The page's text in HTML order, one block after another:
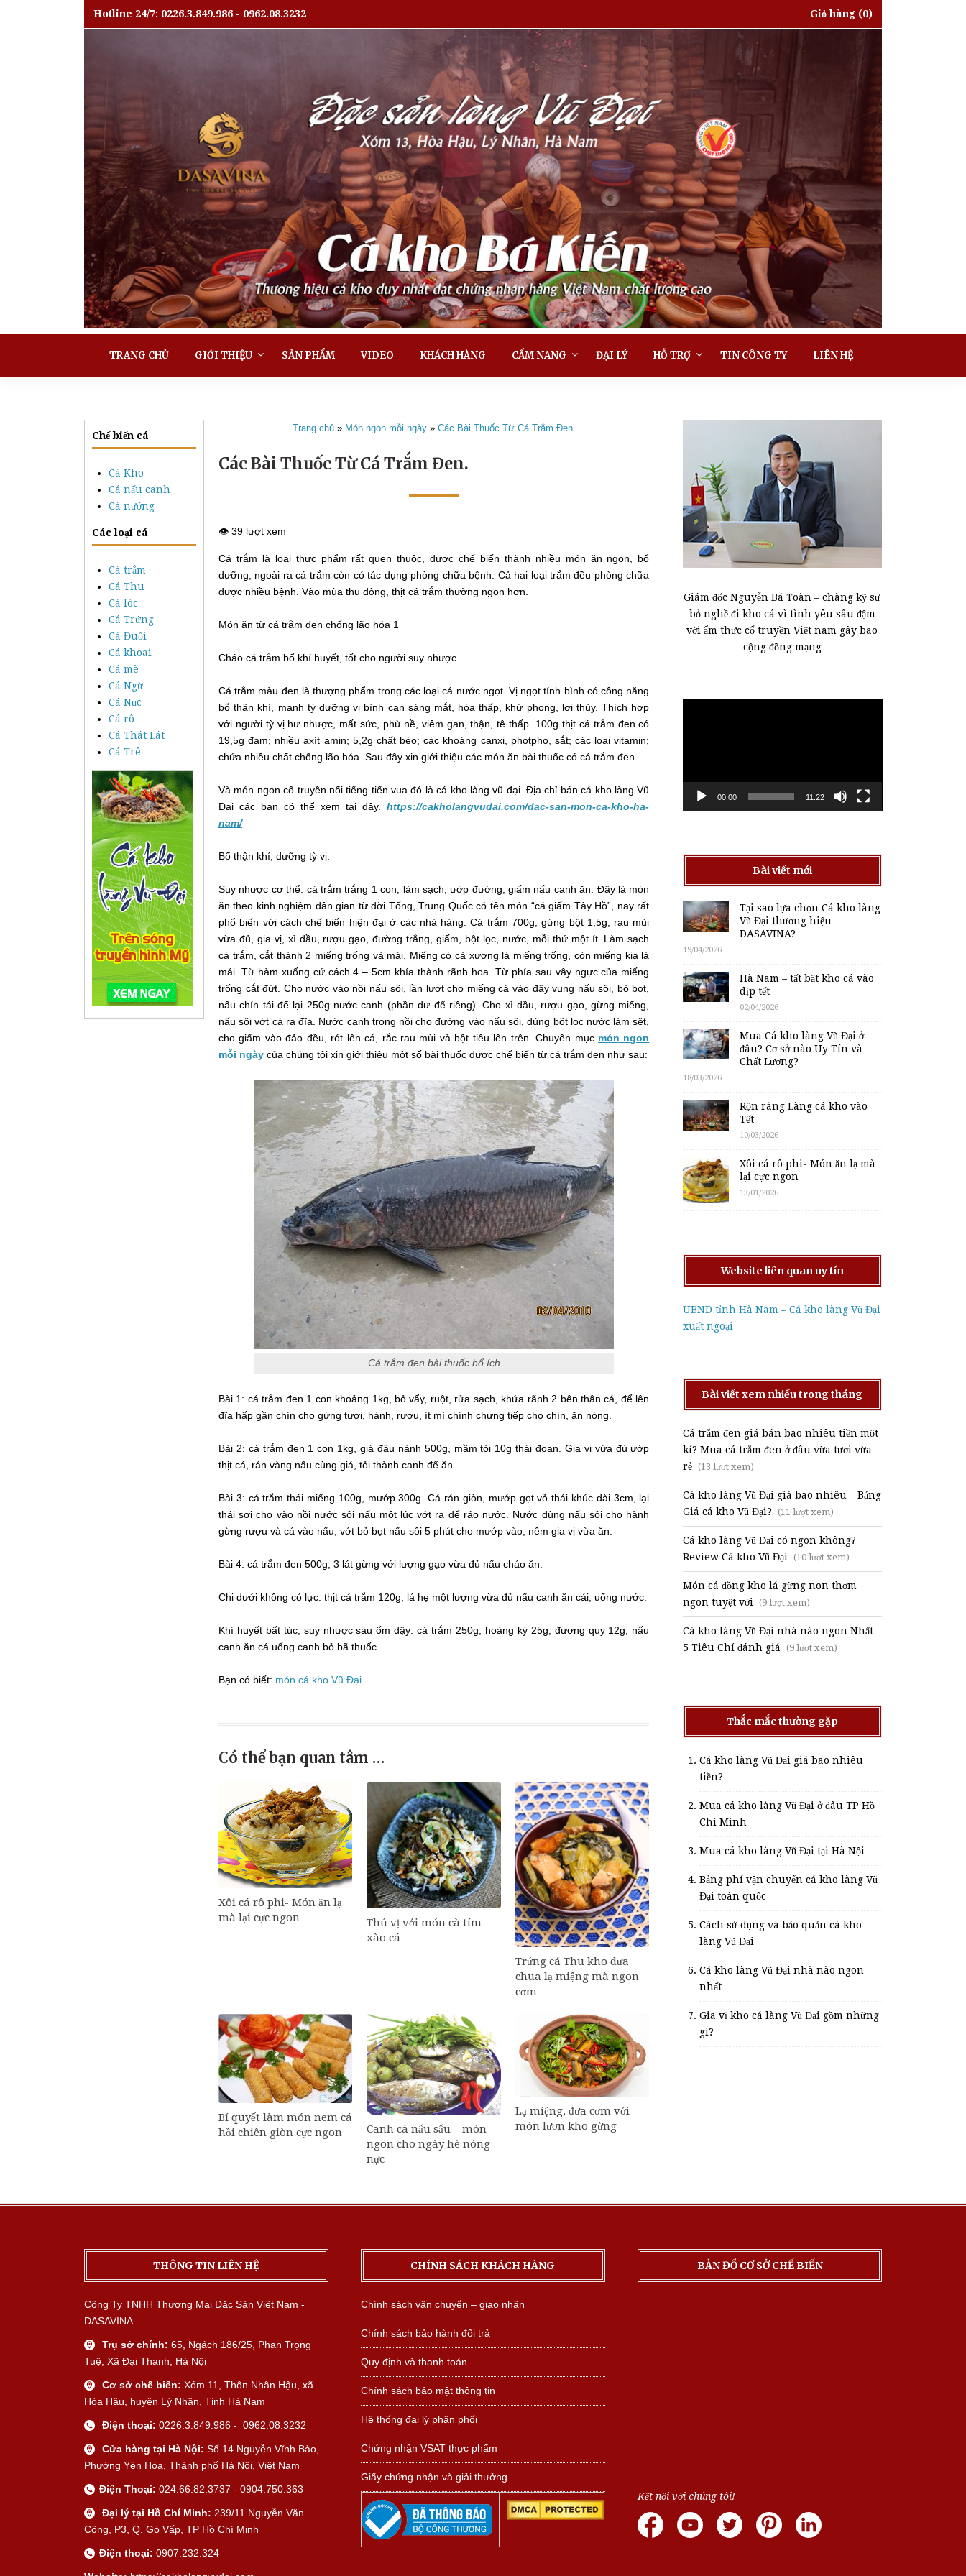
Hotline 24/7: 0226.3.849.986 - 0962.08.3232 Giỏ hàng (0)
TRANG CHỦ GIỚI THIỆU SẢN PHẨM VIDEO KHÁCH HÀNG CẨM NANG ĐẠI LÝ HỖ TRỢ TIN CÔNG TY LIÊN HỆ
Chế biến cá
Cá Kho
Cá nấu canh
Cá nướng
Các loại cá
Cá trắm
Cá Thu
Cá lóc
Cá Trứng
Cá Đuối
Cá khoai
Cá mè
Cá Ngừ
Cá Nục
Cá rô
Cá Thát Lát
Cá Trê
Trang chủ» Món ngon mỗi ngày» Các Bài Thuốc Từ Cá Trắm Đen.
Các Bài Thuốc Từ Cá Trắm Đen.
👁️ 39 lượt xem
Cá trắm là loại thực phẩm rất quen thuộc, được chế biến thành nhiều món ăn ngon, bổ
dưỡng, ngoài ra cá trắm còn có tác dụng phòng chữa bệnh. Cả hai loại trắm đều phòng chữa
được nhiều bệnh. Vào mùa thu đông, thịt cá trắm thường ngon hơn.
Món ăn từ cá trắm đen chống lão hóa 1
Cháo cá trắm bổ khí huyết, tốt cho người suy nhược.
Cá trắm màu đen là thượng phẩm trong các loại cá nước ngọt. Vị ngọt tính bình có công năng
bổ thận khí, mạnh tỳ dưỡng vị bình can sáng mắt, hóa thấp, khứ phong, lợi thủy. Thích hợp
với người tỳ vị hư nhược, mất sức, phù nề, viêm gan, thận, tê thấp. 100g thịt cá trắm đen có
19,5g đạm; nhiều axít amin; 5,2g chất béo; các khoáng canxi, photpho, sắt; các loại vitamin;
chứa nhiều chất chống lão hóa. Sau đây xin giới thiệu các món ăn bài thuốc có cá trắm đen.
Và món ngon cổ truyền nổi tiếng tiến vua đó là cá kho làng vũ đại. Địa chỉ bán cá kho làng Vũ
Đại các bạn có thể xem tại đây.https://cakholangvudai.com/dac-san-mon-ca-kho-ha-
nam/
Bổ thận khí, dưỡng tỳ vị:
Suy nhược cơ thể: cá trắm trắng 1 con, làm sạch, ướp đường, giấm nấu canh ăn. Đây là món
ăn theo kinh nghiệm dân gian từ đời Tống, Trung Quốc có tên món “cá giấm Tây Hồ”, nay rất
phổ biến với cách chế biến hiện đại ở các nhà hàng. Cá trắm 700g, gừng bột 1,5g, rau mùi
vừa đủ, gia vị, xì dầu, rượu gạo, đường trắng, giấm, bột lọc, nước, mỗi thứ một ít. Làm sạch
cá trắm, cắt thành 2 miếng trống và mái. Miếng có cả xương là miếng trống, còn miếng kia là
mái. Từ hàm xuống cứ cách 4 – 5cm khía thành rãnh hoa. Từ phía sau vây ngực của miếng
trống cắt đứt. Cho nước vào nồi nấu sôi, lần lượt cho miếng cá vào đậy vung nấu sôi, bỏ bọt,
nấu chín tái để lại 250g nước canh (phần dư để riêng). Cho xì dầu, rượu gạo, gừng miếng,
nấu sôi vớt cá ra đĩa. Nước canh trong nồi cho đường vào nấu sôi, dùng bột lọc nước làm sệt,
cho giấm vào đảo đều, rót lên cá, rắc rau mùi và bột tiêu lên trên. Chuyên mục món ngon
mỗi ngày của chúng tôi xin giới thiệu một số bài thuốc được chế biến từ cá trắm đen như sau:
Cá trắm đen bài thuốc bổ ích
Bài 1: cá trắm đen 1 con khoảng 1kg, bỏ vẩy, ruột, rửa sạch, khứa rãnh 2 bên thân cá, để lên
đĩa hấp gần chín cho gừng tươi, hành, rượu, ít mì chính chưng tiếp cho chín, ăn nóng.
Bài 2: cá trắm đen 1 con 1kg, giá đậu nành 500g, mầm tỏi 10g thái đoạn. Gia vị vừa đủ ướp
thịt cá, rán vàng nấu cùng giá, tỏi thành canh để ăn.
Bài 3: cá trắm thái miếng 100g, mướp 300g. Cá rán giòn, mướp gọt vỏ thái khúc dài 3cm, lại
thái sợi cho vào nồi nước sôi nấu một lúc vớt ra để ráo nước. Nước dùng nấu sôi cho hành
gừng rượu và cá vào nấu, vớt bỏ bọt nấu sôi 5 phút cho mướp vào, nêm gia vị vừa ăn.
Bài 4: cá trắm đen 500g, 3 lát gừng với lượng gạo vừa đủ nấu cháo ăn.
Chi dưới không có lực: thịt cá trắm 120g, lá hẹ một lượng vừa đủ nấu canh ăn cái, uống nước.
Khí huyết bất túc, suy nhược sau ốm dậy: cá trắm 250g, hoàng kỳ 25g, đương quy 12g, nấu
canh ăn cá uống canh bỏ bã thuốc.
Bạn có biết: món cá kho Vũ Đại
Có thể bạn quan tâm …
Xôi cá rô phi- Món ăn lạ
mà lại cực ngon
Thú vị với món cà tím
xào cá
Trứng cá Thu kho dưa
chua lạ miệng mà ngon
cơm
Bí quyết làm món nem cá
hồi chiên giòn cực ngon
Canh cá nấu sấu – món
ngon cho ngày hè nóng
nực
Lạ miệng, đưa cơm với
món lươn kho gừng
Giám đốc Nguyễn Bá Toàn – chàng kỹ sư
bỏ nghề đi kho cá vì tình yêu sâu đậm
với ẩm thực cổ truyền Việt nam gây bão
cộng đồng mạng
00:00 11:22
Bài viết mới
Tại sao lựa chọn Cá kho làng
Vũ Đại thương hiệu
DASAVINA?
19/04/2026
Hà Nam – tất bật kho cá vào
dịp tết
02/04/2026
Mua Cá kho làng Vũ Đại ở
đâu? Cơ sở nào Uy Tín và
Chất Lượng?
18/03/2026
Rộn ràng Làng cá kho vào
Tết
10/03/2026
Xôi cá rô phi- Món ăn lạ mà
lại cực ngon
13/01/2026
Website liên quan uy tín
UBND tỉnh Hà Nam – Cá kho làng Vũ Đại
xuất ngoại
Bài viết xem nhiều trong tháng
Cá trắm đen giá bán bao nhiêu tiền một
kí? Mua cá trắm đen ở đâu vừa tươi vừa
rẻ (13 lượt xem)
Cá kho làng Vũ Đại giá bao nhiêu – Bảng
Giá cá kho Vũ Đại? (11 lượt xem)
Cá kho làng Vũ Đại có ngon không?
Review Cá kho Vũ Đại (10 lượt xem)
Món cá đồng kho lá gừng non thơm
ngon tuyệt vời (9 lượt xem)
Cá kho làng Vũ Đại nhà nào ngon Nhất –
5 Tiêu Chí đánh giá (9 lượt xem)
Thắc mắc thường gặp
Cá kho làng Vũ Đại giá bao nhiêu
tiền?
Mua cá kho làng Vũ Đại ở đâu TP Hồ
Chí Minh
Mua cá kho làng Vũ Đại tại Hà Nội
Bảng phí vận chuyển cá kho làng Vũ
Đại toàn quốc
Cách sử dụng và bảo quản cá kho
làng Vũ Đại
Cá kho làng Vũ Đại nhà nào ngon
nhất
Gia vị kho cá làng Vũ Đại gồm những
gì?
THÔNG TIN LIÊN HỆ
Công Ty TNHH Thương Mại Đặc Sản Việt Nam -
DASAVINA
Trụ sở chính: 65, Ngách 186/25, Phan Trọng
Tuệ, Xã Đại Thanh, Hà Nội
Cơ sở chế biến: Xóm 11, Thôn Nhân Hậu, xã
Hòa Hậu, huyện Lý Nhân, Tỉnh Hà Nam
Điện thoại: 0226.3.849.986 - 0962.08.3232
Cửa hàng tại Hà Nội: Số 14 Nguyễn Vĩnh Bảo,
Phường Yên Hòa, Thành phố Hà Nội, Việt Nam
Điện Thoại: 024.66.82.3737 - 0904.750.363
Đại lý tại Hồ Chí Minh: 239/11 Nguyễn Văn
Công, P3, Q. Gò Vấp, TP Hồ Chí Minh
Điện thoại: 0907.232.324
CHÍNH SÁCH KHÁCH HÀNG
Chính sách vận chuyển – giao nhận
Chính sách bảo hành đổi trả
Quy định và thanh toán
Chính sách bảo mật thông tin
Hệ thống đại lý phân phối
Chứng nhận VSAT thực phẩm
Giấy chứng nhận và giải thưởng
BẢN ĐỒ CƠ SỞ CHẾ BIẾN
Kết nối với chúng tôi!